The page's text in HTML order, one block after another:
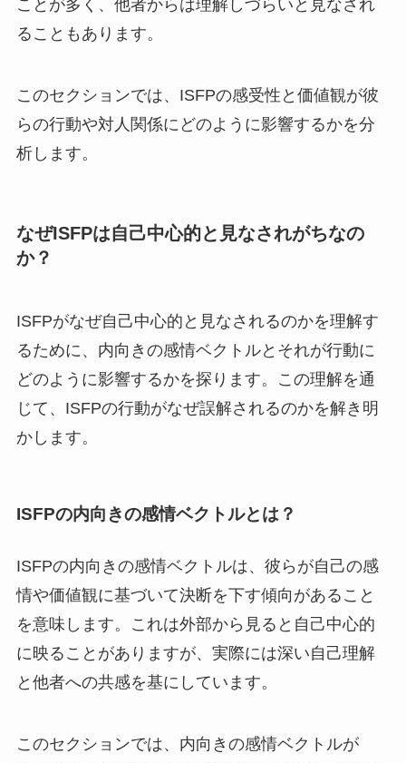
ことが多く、他者からは理解しづらいと見なされ
ることもあります。
このセクションでは、ISFPの感受性と価値観が彼
らの行動や対人関係にどのように影響するかを分
析します。
なぜISFPは自己中心的と見なされがちなの
か？
ISFPがなぜ自己中心的と見なされるのかを理解す
るために、内向きの感情ベクトルとそれが行動に
どのように影響するかを探ります。この理解を通
じて、ISFPの行動がなぜ誤解されるのかを解き明
かします。
ISFPの内向きの感情ベクトルとは？
ISFPの内向きの感情ベクトルは、彼らが自己の感
情や価値観に基づいて決断を下す傾向があること
を意味します。これは外部から見ると自己中心的
に映ることがありますが、実際には深い自己理解
と他者への共感を基にしています。
このセクションでは、内向きの感情ベクトルが